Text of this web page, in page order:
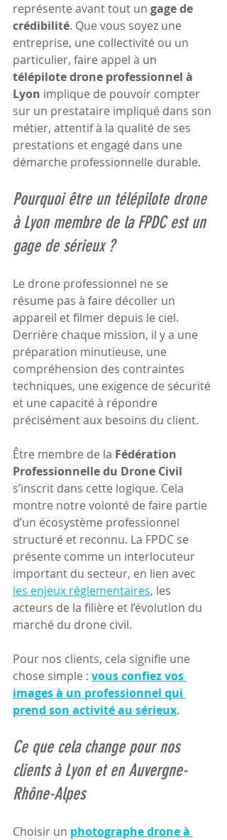
représente avant tout un gage de
crédibilité. Que vous soyez une
entreprise, une collectivité ou un
particulier, faire appel à un
télépilote drone professionnel à
Lyon implique de pouvoir compter
sur un prestataire impliqué dans son
métier, attentif à la qualité de ses
prestations et engagé dans une
démarche professionnelle durable.
Pourquoi être un télépilote drone
à Lyon membre de la FPDC est un
gage de sérieux ?
Le drone professionnel ne se
résume pas à faire décoller un
appareil et filmer depuis le ciel.
Derrière chaque mission, il y a une
préparation minutieuse, une
compréhension des contraintes
techniques, une exigence de sécurité
et une capacité à répondre
précisément aux besoins du client.
Être membre de la Fédération
Professionnelle du Drone Civil
s’inscrit dans cette logique. Cela
montre notre volonté de faire partie
d’un écosystème professionnel
structuré et reconnu. La FPDC se
présente comme un interlocuteur
important du secteur, en lien avec
les enjeux réglementaires, les
acteurs de la filière et l’évolution du
marché du drone civil.
Pour nos clients, cela signifie une
chose simple : vous confiez vos
images à un professionnel qui
prend son activité au sérieux.
Ce que cela change pour nos
clients à Lyon et en Auvergne-
Rhône-Alpes
Choisir un photographe drone à